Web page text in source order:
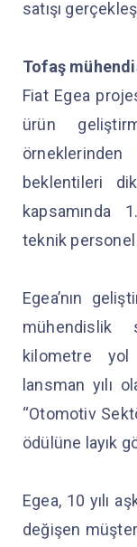
satışı
Tofaş
Fiat Egea
ürün
beklentileri
kapsamında
teknik personel
Egea’nın
mühendislik
kilometre
lansman yılı
“Otomotiv
ödülüne layık
Egea, 10 yılı
değişen